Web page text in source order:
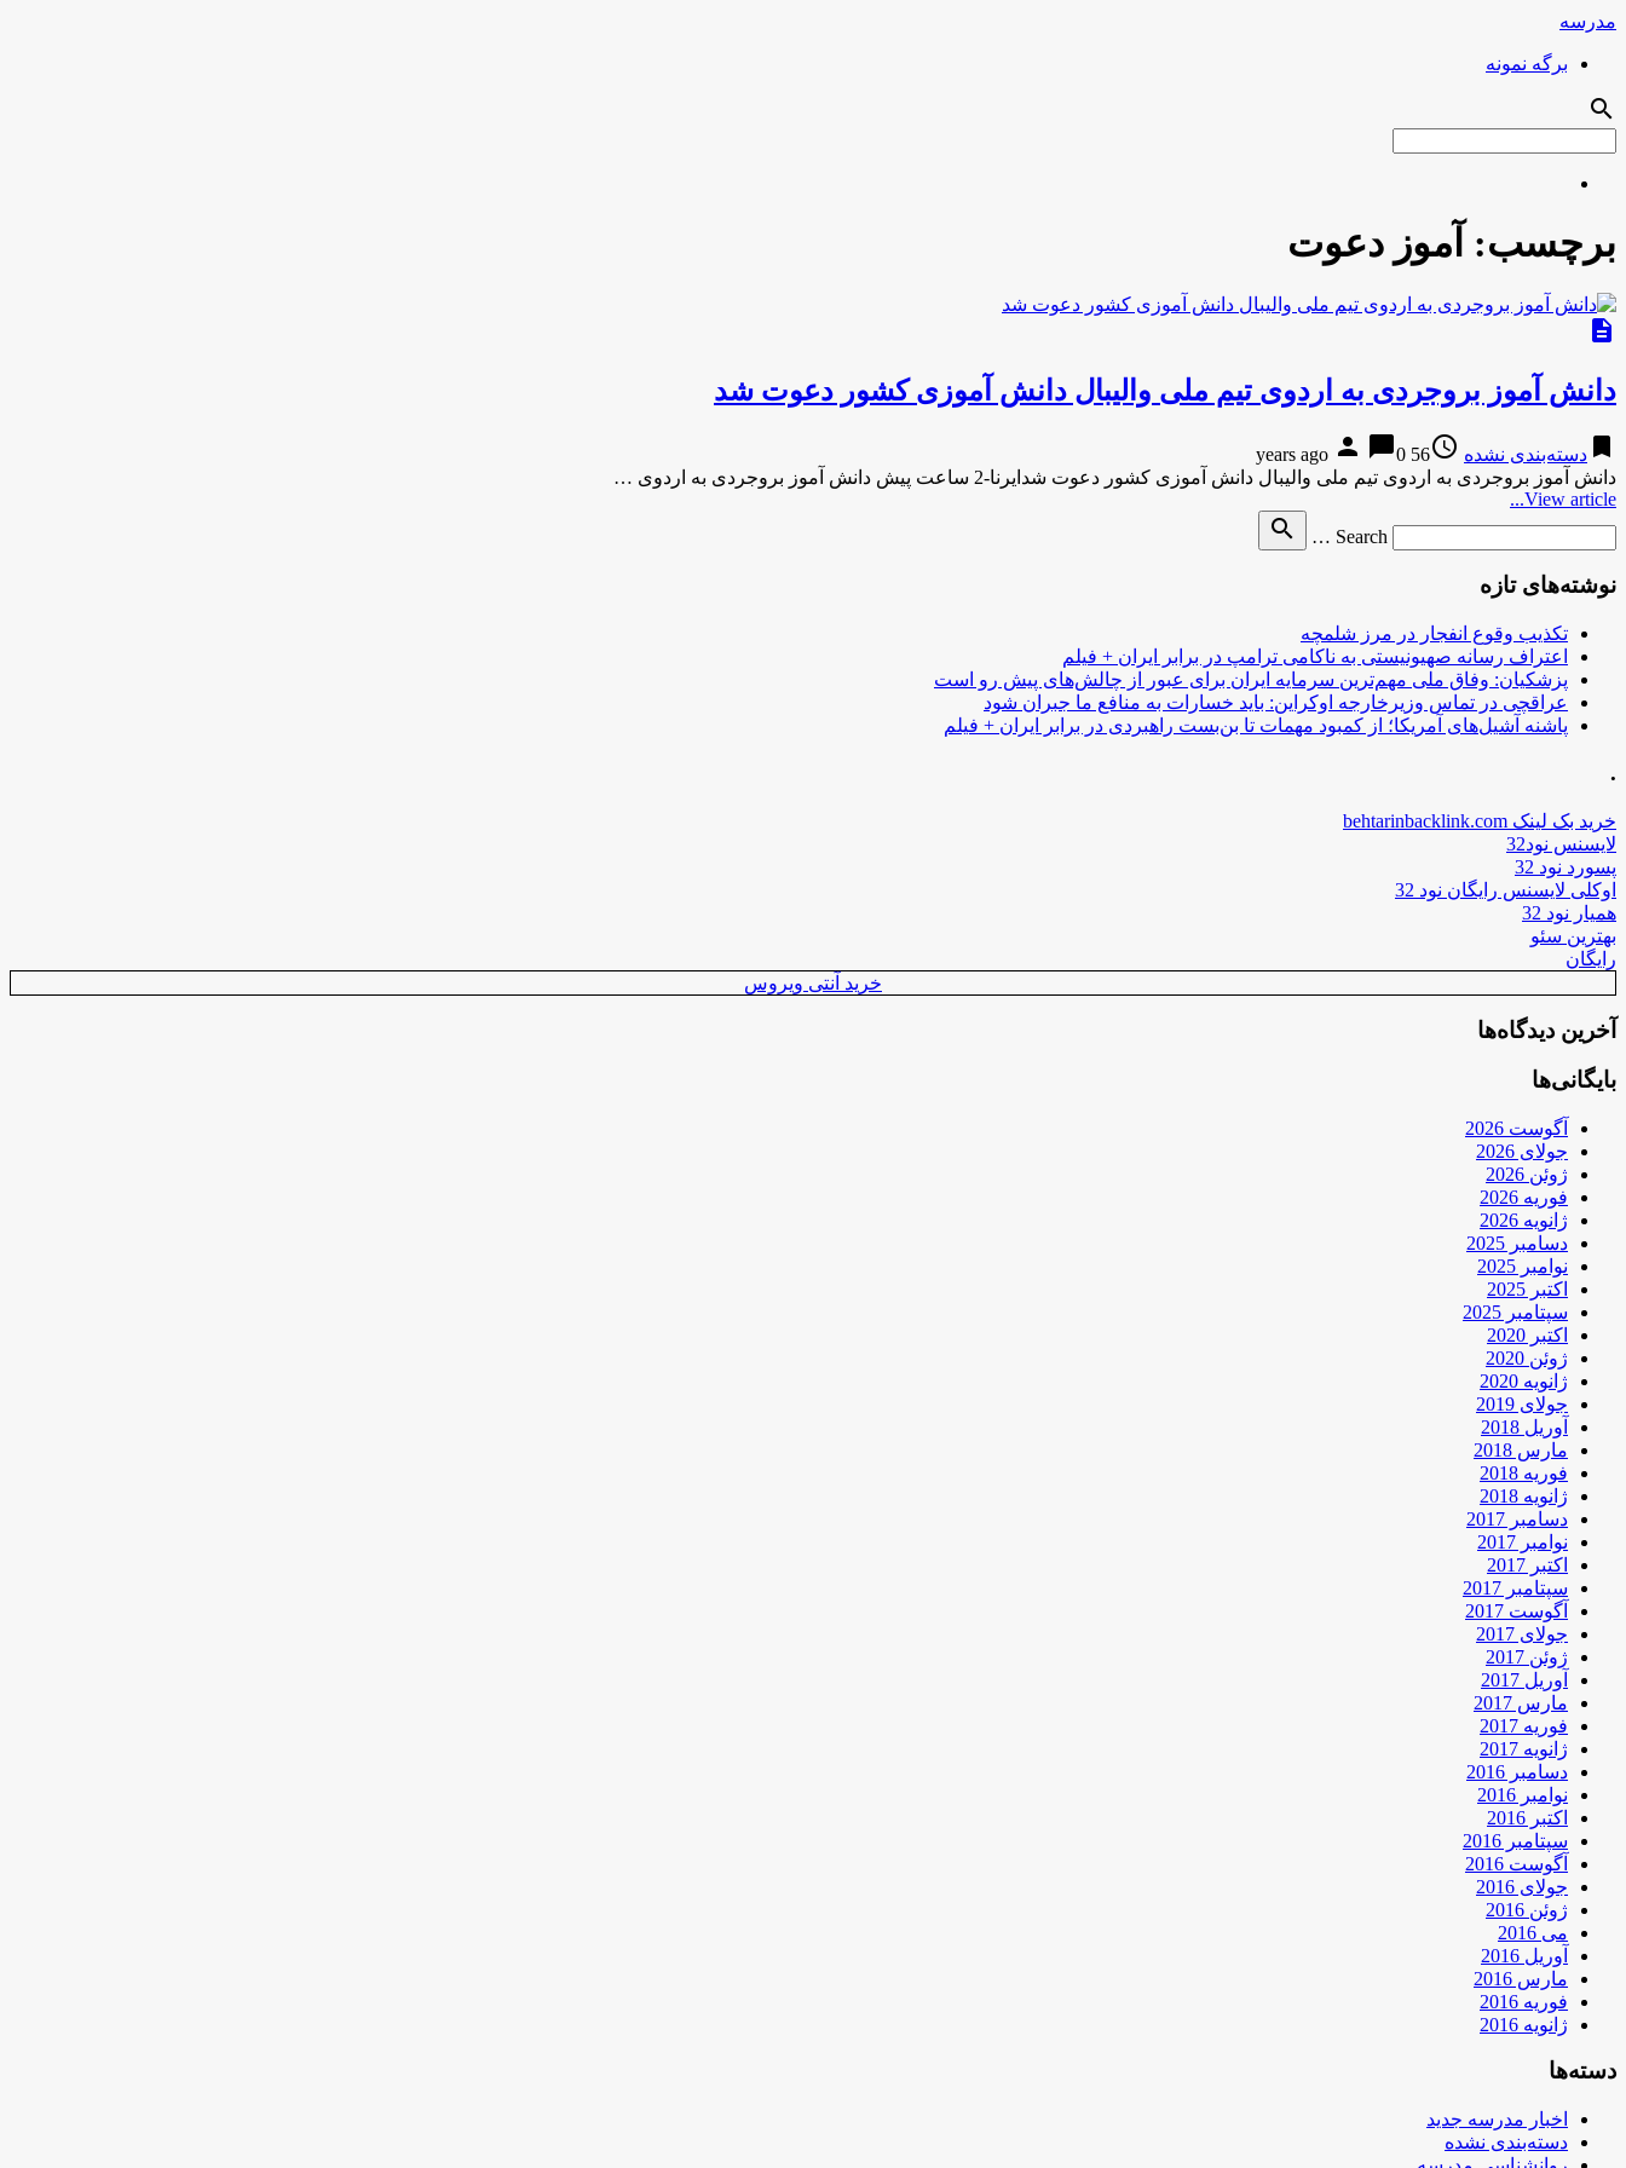
مدرسه
برگه نمونه
search
برچسب: آموز دعوت
description
دانش آموز بروجردی به اردوی تیم ملی والیبال دانش آموزی كشور دعوت شد
bookmark دسته‌بندی نشده access_time
56 years ago
person chat_bubble0
دانش آموز بروجردی به اردوی تیم ملی والیبال دانش آموزی كشور دعوت شدایرنا-2 ساعت پیش دانش آموز بروجردی به اردوی …
View article...
Search …
search
نوشته‌های تازه
تکذیب وقوع انفجار در مرز شلمچه
اعتراف رسانه صهیونیستی به ناکامی ترامپ در برابر ایران + فیلم
پزشکیان: وفاق ملی مهم‌ترین سرمایه ایران برای عبور از چالش‌های پیش رو است
عراقچی در تماس وزیرخارجه اوکراین: باید خسارات به منافع ما جبران شود
پاشنه آشیل‌های آمریکا؛ از کمبود مهمات تا بن‌بست راهبردی در برابر ایران + فیلم
.
خرید بک لینک behtarinbacklink.com
لایسنس نود32
پسورد نود 32
اوکلی لایسنس رایگان نود 32
همیار نود 32
بهترین سئو
رایگان
خرید آنتی ویروس
آخرین دیدگاه‌ها
بایگانی‌ها
آگوست 2026
جولای 2026
ژوئن 2026
فوریه 2026
ژانویه 2026
دسامبر 2025
نوامبر 2025
اکتبر 2025
سپتامبر 2025
اکتبر 2020
ژوئن 2020
ژانویه 2020
جولای 2019
آوریل 2018
مارس 2018
فوریه 2018
ژانویه 2018
دسامبر 2017
نوامبر 2017
اکتبر 2017
سپتامبر 2017
آگوست 2017
جولای 2017
ژوئن 2017
آوریل 2017
مارس 2017
فوریه 2017
ژانویه 2017
دسامبر 2016
نوامبر 2016
اکتبر 2016
سپتامبر 2016
آگوست 2016
جولای 2016
ژوئن 2016
می 2016
آوریل 2016
مارس 2016
فوریه 2016
ژانویه 2016
دسته‌ها
اخبار مدرسه جدید
دسته‌بندی نشده